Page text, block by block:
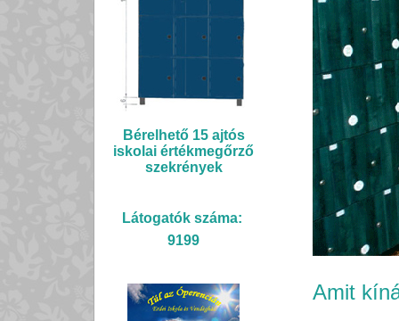
Bérelhető 15 ajtós
iskolai értékmegőrző
szekrények
Látogatók száma:
9199
Amit